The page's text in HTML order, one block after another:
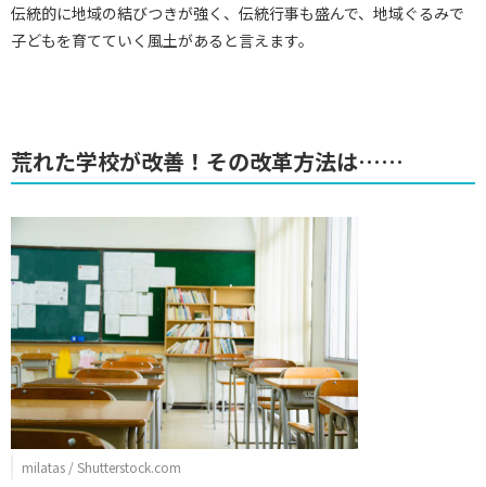
伝統的に地域の結びつきが強く、伝統行事も盛んで、地域ぐるみで
子どもを育てていく風土があると言えます。
荒れた学校が改善！その改革方法は……
milatas / Shutterstock.com